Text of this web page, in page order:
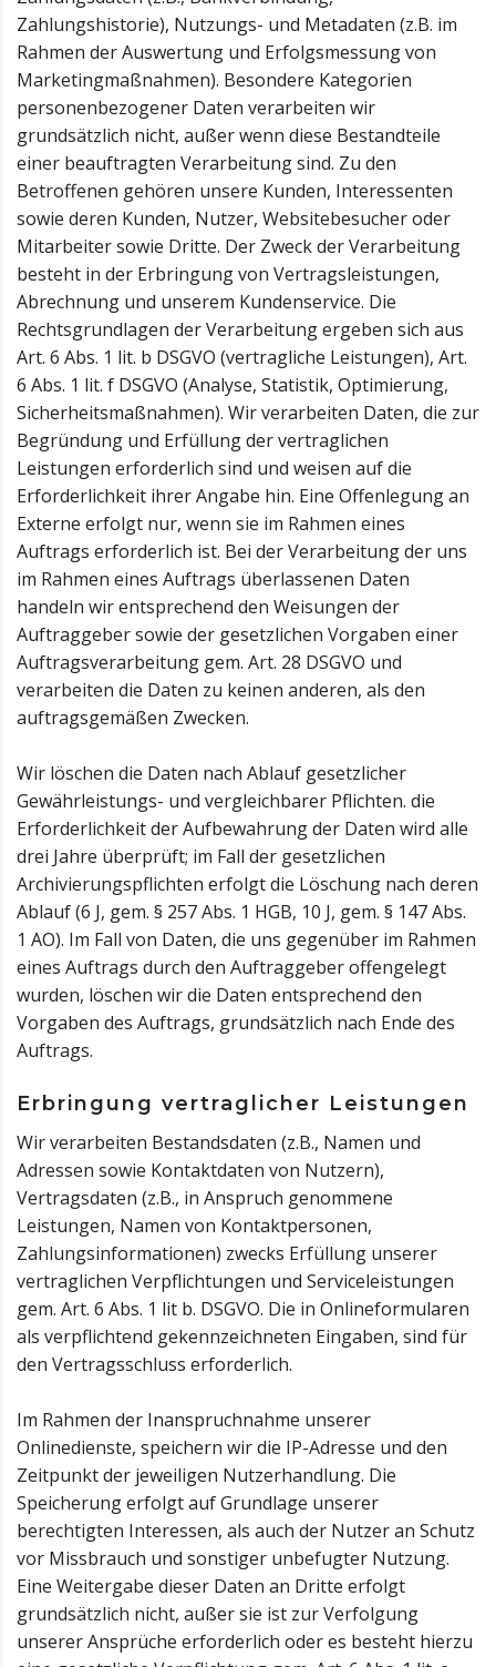
Zahlungshistorie), Nutzungs- und Metadaten (z.B. im
Rahmen der Auswertung und Erfolgsmessung von
Marketingmaßnahmen). Besondere Kategorien
personenbezogener Daten verarbeiten wir
grundsätzlich nicht, außer wenn diese Bestandteile
einer beauftragten Verarbeitung sind. Zu den
Betroffenen gehören unsere Kunden, Interessenten
sowie deren Kunden, Nutzer, Websitebesucher oder
Mitarbeiter sowie Dritte. Der Zweck der Verarbeitung
besteht in der Erbringung von Vertragsleistungen,
Abrechnung und unserem Kundenservice. Die
Rechtsgrundlagen der Verarbeitung ergeben sich aus
Art. 6 Abs. 1 lit. b DSGVO (vertragliche Leistungen), Art.
6 Abs. 1 lit. f DSGVO (Analyse, Statistik, Optimierung,
Sicherheitsmaßnahmen). Wir verarbeiten Daten, die zur
Begründung und Erfüllung der vertraglichen
Leistungen erforderlich sind und weisen auf die
Erforderlichkeit ihrer Angabe hin. Eine Offenlegung an
Externe erfolgt nur, wenn sie im Rahmen eines
Auftrags erforderlich ist. Bei der Verarbeitung der uns
im Rahmen eines Auftrags überlassenen Daten
handeln wir entsprechend den Weisungen der
Auftraggeber sowie der gesetzlichen Vorgaben einer
Auftragsverarbeitung gem. Art. 28 DSGVO und
verarbeiten die Daten zu keinen anderen, als den
auftragsgemäßen Zwecken.
Wir löschen die Daten nach Ablauf gesetzlicher
Gewährleistungs- und vergleichbarer Pflichten. die
Erforderlichkeit der Aufbewahrung der Daten wird alle
drei Jahre überprüft; im Fall der gesetzlichen
Archivierungspflichten erfolgt die Löschung nach deren
Ablauf (6 J, gem. § 257 Abs. 1 HGB, 10 J, gem. § 147 Abs.
1 AO). Im Fall von Daten, die uns gegenüber im Rahmen
eines Auftrags durch den Auftraggeber offengelegt
wurden, löschen wir die Daten entsprechend den
Vorgaben des Auftrags, grundsätzlich nach Ende des
Auftrags.
Erbringung vertraglicher Leistungen
Wir verarbeiten Bestandsdaten (z.B., Namen und
Adressen sowie Kontaktdaten von Nutzern),
Vertragsdaten (z.B., in Anspruch genommene
Leistungen, Namen von Kontaktpersonen,
Zahlungsinformationen) zwecks Erfüllung unserer
vertraglichen Verpflichtungen und Serviceleistungen
gem. Art. 6 Abs. 1 lit b. DSGVO. Die in Onlineformularen
als verpflichtend gekennzeichneten Eingaben, sind für
den Vertragsschluss erforderlich.
Im Rahmen der Inanspruchnahme unserer
Onlinedienste, speichern wir die IP-Adresse und den
Zeitpunkt der jeweiligen Nutzerhandlung. Die
Speicherung erfolgt auf Grundlage unserer
berechtigten Interessen, als auch der Nutzer an Schutz
vor Missbrauch und sonstiger unbefugter Nutzung.
Eine Weitergabe dieser Daten an Dritte erfolgt
grundsätzlich nicht, außer sie ist zur Verfolgung
unserer Ansprüche erforderlich oder es besteht hierzu